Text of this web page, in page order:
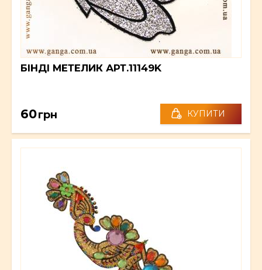
БІНДІ МЕТЕЛИК АРТ.11149K
60грн КУПИТИ